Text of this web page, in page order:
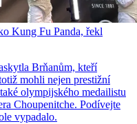
Kung Fu Panda, řekl
Brňanům, kteří
mohli nejen prestižní
olympijského medailistu
Choupenitche. Podívejte
vypadalo.